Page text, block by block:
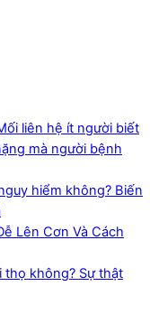
liên hệ ít người biết
mà người bệnh
hiểm không? Biến
Lên Cơn Và Cách
thọ không? Sự thật